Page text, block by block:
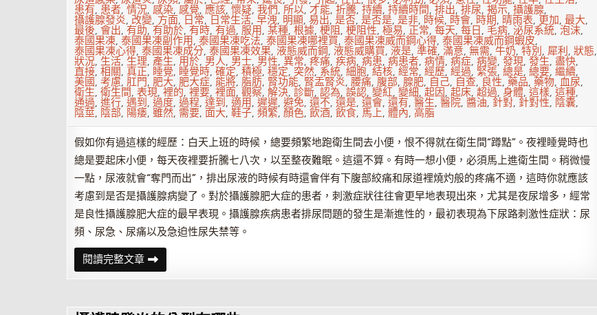
發
炎
來
了，
一
定
要
警
惕
患有,患者,情況,感染,感覺,應該,懷疑,我們,所以,才能,折騰,持續,持續時間,排出,排尿,揭示,攝護腺,
攝護腺發炎,改變,方面,日常,日常生活, 早洩, 明顯, 易出, 是否, 是否是,是非, 時候, 時會,時期,晴雨表,更加, 最大,
最後,會出,有助,有助於,有時,有過, 服用, 某種,根據,梗阻, 梗阻性,極易, 正常,每天,每日,毛病,泌尿系統,泡沫,
泰國果凍,泰國果凍副作用,泰國果凍吃法,泰國果凍哪裡買,泰國果凍威而鋼心得,泰國果凍威而鋼蝦皮,
泰國果凍心得,泰國果凍成分,泰國果凍效果,液態威而鋼, 液態威購買,液是,準確, 滿意,無需,牛奶,特別, 犀利, 狀態,
狀況,生活, 生理,產生,用於,男人,男士,男性,異常,疼痛,疾病,病患,病患者,病情,病症,病變,發現,發生,盡快,
直接, 相關, 真正, 睡覺, 睡覺時,確定,積極,穩定,突然,系統,細胞,結核,經常, 經歷, 經過, 緊張, 總是, 總要, 繼續,
美國, 考慮, 肛門, 肥大, 肥大症, 能將, 脂肪, 腎功能,腎盂腎炎,腰痛, 腹部, 腺肥, 自己, 自查,良性,藥品,藥物, 血尿,
衛生, 衛生間, 表現,裡的,裡要, 裡面, 觀察, 解決,診斷, 認為,誤認,變紅,變細,起因,起床,超過,身體,這樣,這種,
通過, 進行, 遇到,過度, 過程,達到, 適用,遲遲,避免, 還不,還是, 還會, 還有,醫生, 醫院, 醬油,針對,針對性, 陰囊,
陰莖, 陰部, 陽痿, 雖然, 需要, 面大, 鞋子, 頻繁, 顏色, 飲酒, 飲食, 馬上, 體內, 高脂
假如你有過這樣的經歷：白天上班的時候，總要頻繁地跑衛生間去小便，恨不得就在衛生間“蹲點”。夜裡睡覺時也
總是要起床小便，每天夜裡要折騰七八次，以至整夜難眠。這還不算。有時一想小便，必須馬上進衛生間。稍微慢
一點，尿液就會“奪門而出”，排出尿液的時候有時還會伴有下腹部絞痛和尿道裡燒灼般的疼痛不適，這時你就應該
考慮到是否是攝護腺病變了。對於攝護腺肥大症的患者，刺激症狀往往會更早地表現出來，尤其是夜尿增多，經常
是良性攝護腺肥大症的最早表現。攝護腺疾病患者排尿問題的發生是漸進性的，最初表現為下尿路刺激性症狀：尿
頻、尿急、尿痛以及急迫性尿失禁等。
閱讀完整文章尿
液
揭
護